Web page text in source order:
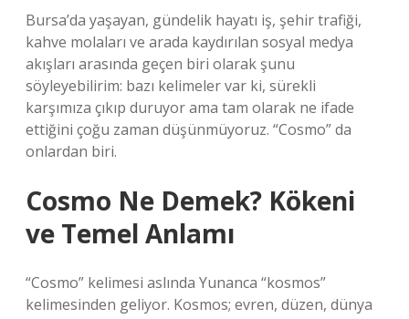
Bursa’da yaşayan, gündelik hayatı iş, şehir trafiği,
kahve molaları ve arada kaydırılan sosyal medya
akışları arasında geçen biri olarak şunu
söyleyebilirim: bazı kelimeler var ki, sürekli
karşımıza çıkıp duruyor ama tam olarak ne ifade
ettiğini çoğu zaman düşünmüyoruz. “Cosmo” da
onlardan biri.
Cosmo Ne Demek? Kökeni
ve Temel Anlamı
“Cosmo” kelimesi aslında Yunanca “kosmos”
kelimesinden geliyor. Kosmos; evren, düzen, dünya